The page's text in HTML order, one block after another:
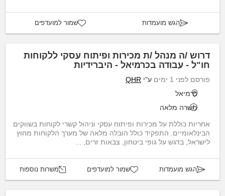
הגש מועמדות שמור למועדפים
דרוש /ה מנהל /ת מכירות ופיתוח עסקי ללקוחות
חו"ל - עבודה בכרמיאל - היברידיות
פורסם לפני 1 ימים ע"י QHR
כרמיאל
משרה מלאה
אחריות כוללת על מכירות ופיתוח עסקי וניהול קשרי לקוחות בשווקים
הבינלאומיים. התפקיד כולל הובלה מלאה של מערך הלקוחות מחוץ
לישראל, בדגש על גופי ביטחון, צבאות זרים, ...
הגש מועמדות שמור למועדפים משרות נוספות